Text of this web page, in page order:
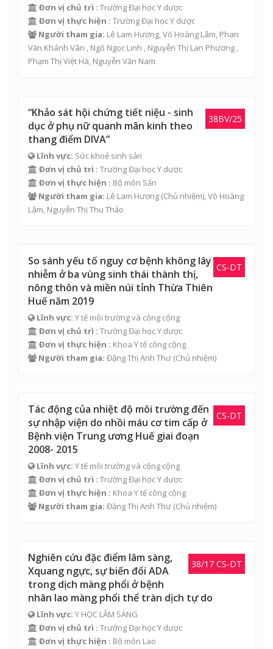
Đơn vị chủ trì : Trường Đại học Y dược
Đơn vị thực hiện : Trường Đại học Y dược
Người tham gia: Lê Lam Hương,Võ Hoàng Lâm, Phan
Văn Khánh Vân , Ngô Ngọc Linh , Nguyễn Thị Lan Phương ,
Phạm Thị Việt Hà, Nguyễn Văn Nam
38BV/25
“Khảo sát hội chứng tiết niệu - sinh
dục ở phụ nữ quanh mãn kinh theo
thang điểm DIVA”
Lĩnh vực: Sức khoẻ sinh sản
Đơn vị chủ trì : Trường Đại học Y dược
Đơn vị thực hiện : Bộ môn Sản
Người tham gia: Lê Lam Hương (Chủ nhiệm),Võ Hoàng
Lâm, Nguyễn Thị Thu Thảo
CS-DT
So sánh yếu tố nguy cơ bệnh không lây
nhiễm ở ba vùng sinh thái thành thị,
nông thôn và miền núi tỉnh Thừa Thiên
Huế năm 2019
Lĩnh vực: Y tế môi trường và công cộng
Đơn vị chủ trì : Trường Đại học Y dược
Đơn vị thực hiện : Khoa Y tế công cộng
Người tham gia: Đặng Thị Anh Thư (Chủ nhiệm)
CS-DT
Tác động của nhiệt độ môi trường đến
sự nhập viện do nhồi máu cơ tim cấp ở
Bệnh viện Trung ương Huế giai đoạn
2008- 2015
Lĩnh vực: Y tế môi trường và công cộng
Đơn vị chủ trì : Trường Đại học Y dược
Đơn vị thực hiện : Khoa Y tế công cộng
Người tham gia: Đặng Thị Anh Thư (Chủ nhiệm)
38/17 CS-DT
Nghiên cứu đặc điểm lâm sàng,
Xquang ngực, sự biến đổi ADA
trong dịch màng phổi ở bệnh
nhân lao màng phổi thể tràn dịch tự do
Lĩnh vực: Y HỌC LÂM SÀNG
Đơn vị chủ trì : Trường Đại học Y dược
Đơn vị thực hiện : Bộ môn Lao